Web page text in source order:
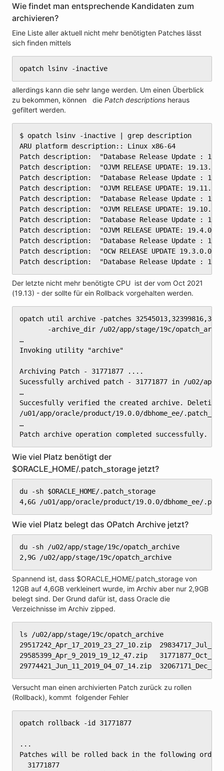
Wie findet man entsprechende Kandidaten zum
archivieren?
Eine Liste aller aktuell nicht mehr benötigten Patches lässt
sich finden mittels
opatch lsinv -inactive
allerdings kann die sehr lange werden. Um einen Überblick
zu bekommen, können die Patch descriptions heraus
gefiltert werden.
$ opatch lsinv -inactive | grep description
ARU platform description:: Linux x86-64
Patch description:  "Database Release Update :
Patch description:  "OJVM RELEASE UPDATE:
Patch description:  "Database Release Update :
Patch description:  "OJVM RELEASE UPDATE:
Patch description:  "Database Release Update :
Patch description:  "OJVM RELEASE UPDATE:
Patch description:  "Database Release Update :
Patch description:  "OJVM RELEASE UPDATE:
Patch description:  "Database Release Update :
Patch description:  "OCW RELEASE UPDATE 19.3.0.0.0
Patch description:  "Database Release Update :
Der letzte nicht mehr benötigte CPU ist der vom Oct 2021
(19.13) - der sollte für ein Rollback vorgehalten werden.
opatch util archive -patches
-archive_dir /u02/app/stage/19c/
…
Invoking utility "archive"
Archiving Patch - 31771877 ....
Sucessfully archived patch - 31771877 in /u02/app/
…
Succesfully verified the created archive.
/u01/app/oracle/product/19.0.0/dbhome_ee/
…
Patch archive operation completed successfully.
Wie viel Platz benötigt der
$ORACLE_HOME/.patch_storage jetzt?
du -sh $ORACLE_HOME/.patch_storage
4,6G /u01/app/oracle/product/19.0.0/dbhome_ee/
Wie viel Platz belegt das OPatch Archive jetzt?
du -sh /u02/app/stage/19c/opatch_archive
2,9G /u02/app/stage/19c/opatch_archive
Spannend ist, dass $ORACLE_HOME/.patch_storage von
12GB auf 4,6GB verkleinert wurde, im Archiv aber nur 2,9GB
belegt sind. Der Grund dafür ist, dass Oracle die
Verzeichnisse im Archiv zipped.
ls /u02/app/stage/19c/opatch_archive
29517242_Apr_17_2019_23_27_10.zip
29585399_Apr_9_2019_19_12_47.zip
29774421_Jun_11_2019_04_07_14.zip
Versucht man einen archivierten Patch zurück zu rollen
(Rollback), kommt folgender Fehler
opatch rollback -id 31771877
...
Patches will be rolled back in the following order:
  31771877